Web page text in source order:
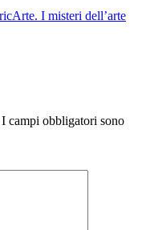
I misteri dell’arte
I campi obbligatori sono